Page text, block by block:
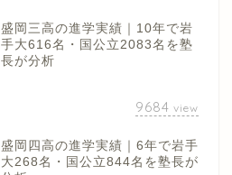
盛岡三高の進学実績｜10年で岩
手大616名・国公立2083名を塾
長が分析
9684 view
盛岡四高の進学実績｜6年で岩手
大268名・国公立844名を塾長が